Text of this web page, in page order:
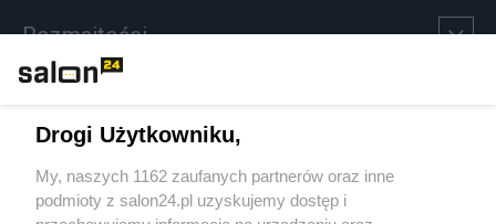
Rozmaitości
Sport
Społeczeństwo
Drogi Użytkowniku,
My, naszych 1162 zaufanych partnerów oraz inne
podmioty z salon24.pl uzyskujemy dostęp i